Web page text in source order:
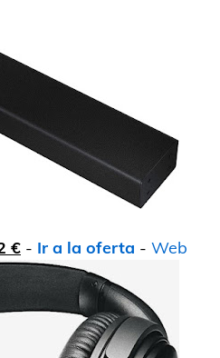
€ - Ir a la oferta - Web